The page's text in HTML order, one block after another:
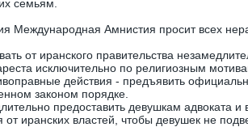
семьям.
Международная Амнистия просит всех
от иранского правительства
исключительно по религиозным
действия - предъявить
законом порядке.
предоставить девушкам адвоката и
от иранских властей, чтобы девушек не